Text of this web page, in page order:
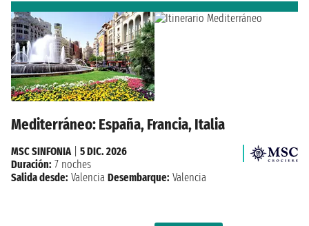
Mediterráneo: España, Francia, Italia
MSC SINFONIA| 5 DIC. 2026
Duración: 7 noches
Salida desde: Valencia Desembarque: Valencia